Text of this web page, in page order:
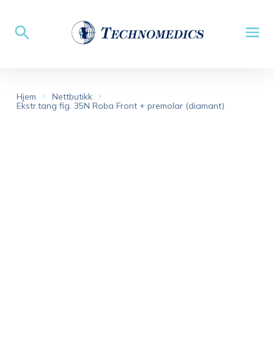
Hjem
Nettbutikk
Ekstr.tang fig. 35N Roba Front + premolar (diamant)